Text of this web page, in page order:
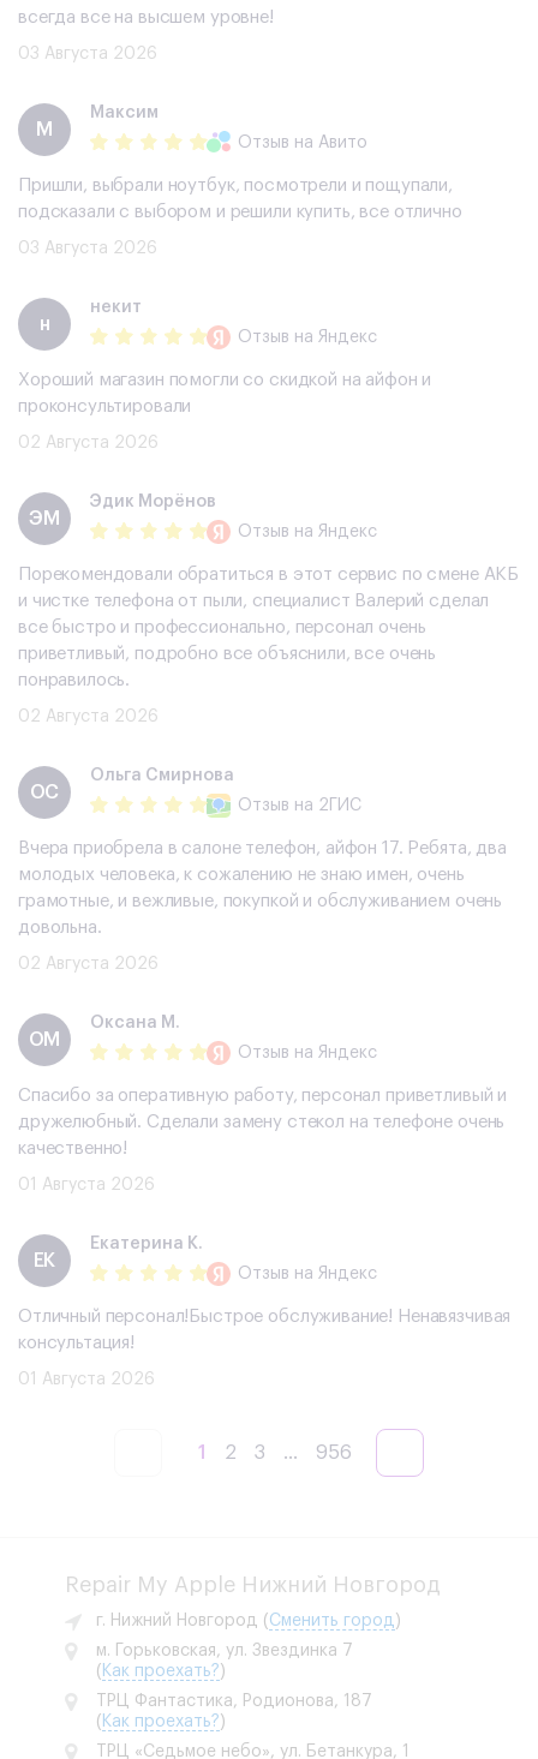
всегда все на высшем уровне!
03 Августа 2026
М
Максим
Отзыв на Авито
Пришли, выбрали ноутбук, посмотрели и пощупали,
подсказали с выбором и решили купить, все отлично
03 Августа 2026
н
некит
Отзыв на Яндекс
Хороший магазин помогли со скидкой на айфон и
проконсультировали
02 Августа 2026
ЭМ
Эдик Морёнов
Отзыв на Яндекс
Порекомендовали обратиться в этот сервис по смене АКБ
и чистке телефона от пыли, специалист Валерий сделал
все быстро и профессионально, персонал очень
приветливый, подробно все объяснили, все очень
понравилось.
02 Августа 2026
ОС
Ольга Смирнова
Отзыв на 2ГИС
Вчера приобрела в салоне телефон, айфон 17. Ребята, два
молодых человека, к сожалению не знаю имен, очень
грамотные, и вежливые, покупкой и обслуживанием очень
довольна.
02 Августа 2026
ОМ
Оксана М.
Отзыв на Яндекс
Спасибо за оперативную работу, персонал приветливый и
дружелюбный. Сделали замену стекол на телефоне очень
качественно!
01 Августа 2026
ЕК
Екатерина К.
Отзыв на Яндекс
Отличный персонал!Быстрое обслуживание! Ненавязчивая
консультация!
01 Августа 2026
1 2 3 ... 956
Repair My Apple Нижний Новгород
г. Нижний Новгород ( Сменить город )
м. Горьковская, ул. Звездинка 7
( Как проехать? )
ТРЦ Фантастика, Родионова, 187
( Как проехать? )
ТРЦ «Седьмое небо», ул. Бетанкура, 1